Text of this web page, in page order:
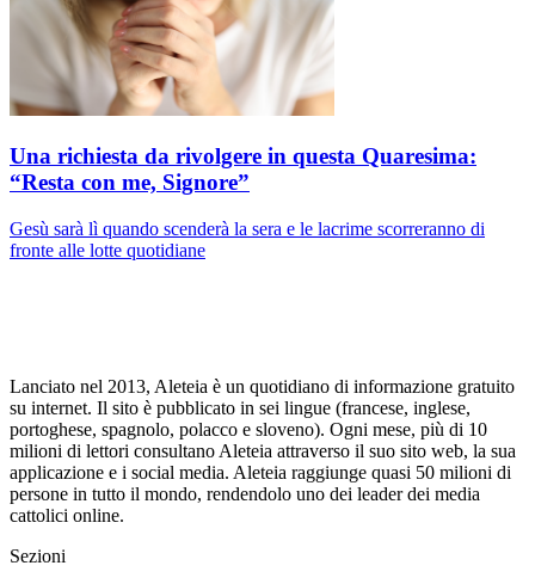
Una richiesta da rivolgere in questa Quaresima:
“Resta con me, Signore”
Gesù sarà lì quando scenderà la sera e le lacrime scorreranno di
fronte alle lotte quotidiane
Lanciato nel 2013, Aleteia è un quotidiano di informazione gratuito
su internet. Il sito è pubblicato in sei lingue (francese, inglese,
portoghese, spagnolo, polacco e sloveno). Ogni mese, più di 10
milioni di lettori consultano Aleteia attraverso il suo sito web, la sua
applicazione e i social media. Aleteia raggiunge quasi 50 milioni di
persone in tutto il mondo, rendendolo uno dei leader dei media
cattolici online.
Sezioni